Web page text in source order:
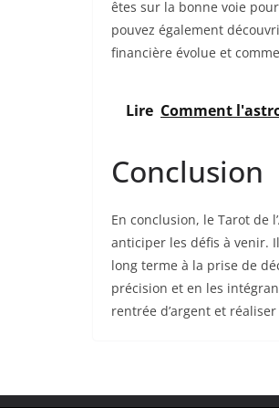
êtes sur la bonne voie
pouvez également
financière évolue et
Lire Comment
Conclusion
En conclusion, le Tarot de
anticiper les défis à venir.
long terme à la prise de
précision et en les
rentrée d’argent et